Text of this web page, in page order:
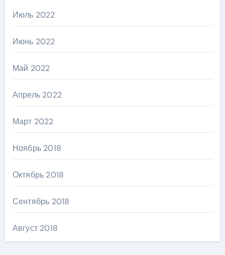
Июль 2022
Июнь 2022
Май 2022
Апрель 2022
Март 2022
Ноябрь 2018
Октябрь 2018
Сентябрь 2018
Август 2018